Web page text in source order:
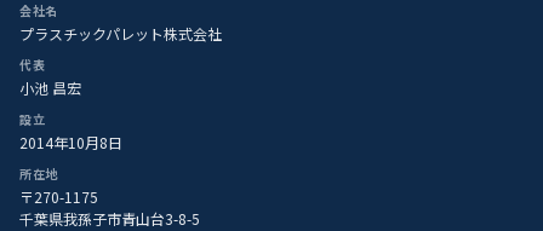
会社名
プラスチックパレット株式会社
代表
小池 昌宏
設立
2014年10月8日
所在地
〒270-1175
千葉県我孫子市青山台3-8-5